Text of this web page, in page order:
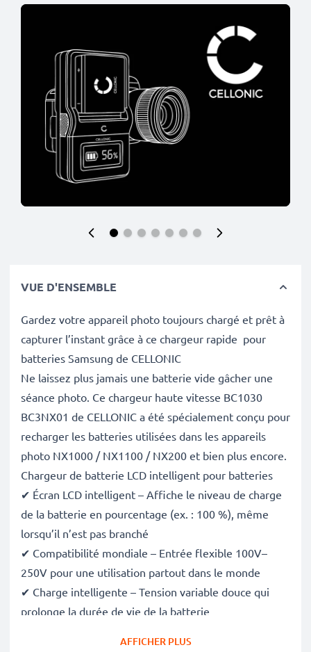
VUE D'ENSEMBLE
Gardez votre appareil photo toujours chargé et prêt à
capturer l’instant grâce à ce chargeur rapide pour
batteries Samsung de CELLONIC
Ne laissez plus jamais une batterie vide gâcher une
séance photo. Ce chargeur haute vitesse BC1030
BC3NX01 de CELLONIC a été spécialement conçu pour
recharger les batteries utilisées dans les appareils
photo NX1000 / NX1100 / NX200 et bien plus encore.
Chargeur de batterie LCD intelligent pour batteries
✔ Écran LCD intelligent – Affiche le niveau de charge
de la batterie en pourcentage (ex. : 100 %), même
lorsqu’il n’est pas branché
✔ Compatibilité mondiale – Entrée flexible 100V–
250V pour une utilisation partout dans le monde
✔ Charge intelligente – Tension variable douce qui
prolonge la durée de vie de la batterie
AFFICHER PLUS